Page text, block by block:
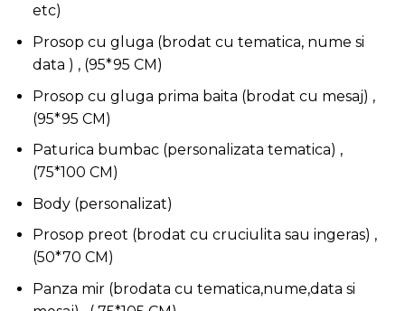
etc)
Prosop cu gluga (brodat cu tematica, nume si
data ) , (95*95 CM)
Prosop cu gluga prima baita (brodat cu mesaj) ,
(95*95 CM)
Paturica bumbac (personalizata tematica) ,
(75*100 CM)
Body (personalizat)
Prosop preot (brodat cu cruciulita sau ingeras) ,
(50*70 CM)
Panza mir (brodata cu tematica,nume,data si